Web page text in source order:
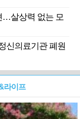
…살상력 없는 모
신의료기관 폐원
라이프